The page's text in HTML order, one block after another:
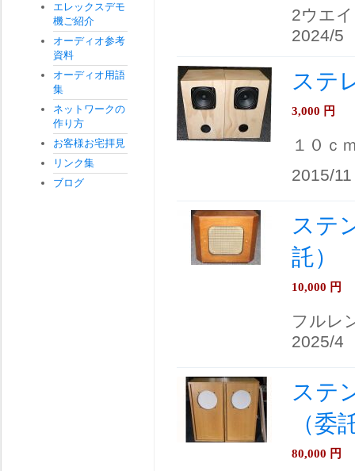
2ウエ
2024/5
ステ
3,000 円
１０ｃ
2015/11
ステ
託）
10,000 円
フルレ
2025/4
ステ
（委
80,000 円
エレックスデモ
機ご紹介
オーディオ参考
資料
オーディオ用語
集
ネットワークの
作り方
お客様お宅拝見
リンク集
ブログ